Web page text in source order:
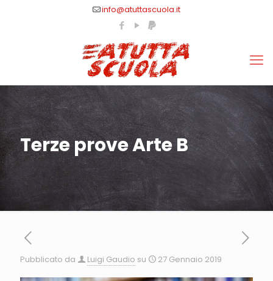
info@atuttascuola.it
Terze prove Arte B
Pubblicato da Luigi Gaudio su 27 Gennaio 2019